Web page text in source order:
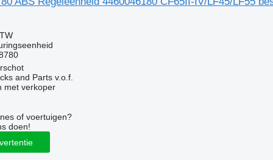
and Parts v.o.f.
met verkoper
of voertuigen?
doen!